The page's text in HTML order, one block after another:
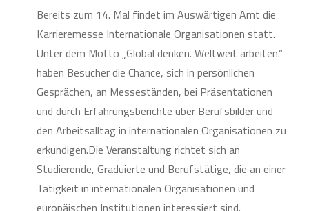
Bereits zum 14. Mal findet im Auswärtigen Amt die
Karrieremesse Internationale Organisationen statt.
Unter dem Motto „Global denken. Weltweit arbeiten.“
haben Besucher die Chance, sich in persönlichen
Gesprächen, an Messeständen, bei Präsentationen
und durch Erfahrungsberichte über Berufsbilder und
den Arbeitsalltag in internationalen Organisationen zu
erkundigen.Die Veranstaltung richtet sich an
Studierende, Graduierte und Berufstätige, die an einer
Tätigkeit in internationalen Organisationen und
europäischen Institutionen interessiert sind.